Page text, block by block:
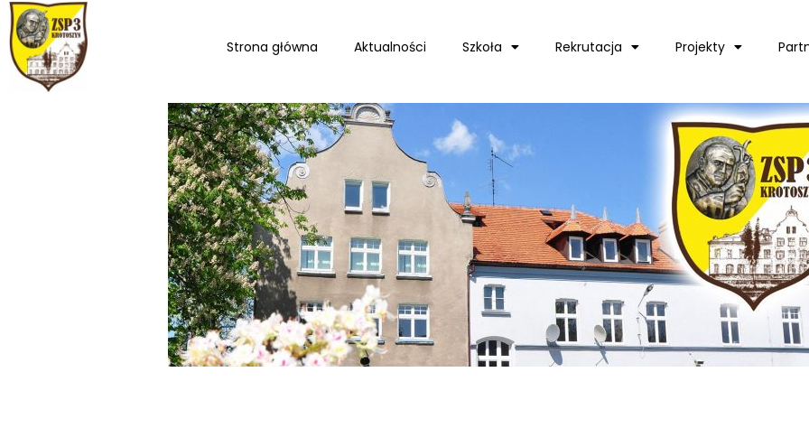
Strona główna Aktualności Szkoła Rekrutacja Projekty